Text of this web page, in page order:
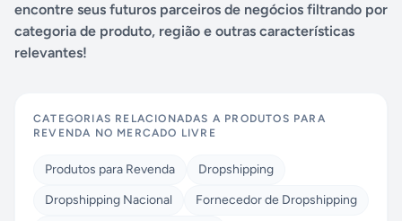
encontre seus futuros parceiros de negócios filtrando por
categoria de produto, região e outras características
relevantes!
CATEGORIAS RELACIONADAS A PRODUTOS PARA
REVENDA NO MERCADO LIVRE
Produtos para Revenda
Dropshipping
Dropshipping Nacional
Fornecedor de Dropshipping